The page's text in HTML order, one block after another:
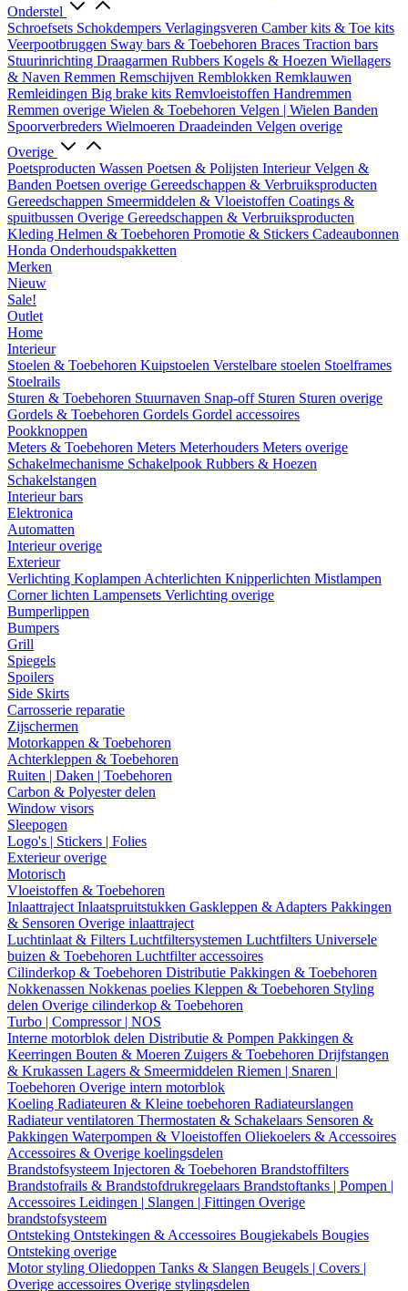
Onderstel
Schroefsets Schokdempers Verlagingsveren Camber kits & Toe kits
Veerpootbruggen Sway bars & Toebehoren Braces Traction bars
Stuurinrichting Draagarmen Rubbers Kogels & Hoezen Wiellagers
& Naven Remmen Remschijven Remblokken Remklauwen
Remleidingen Big brake kits Remvloeistoffen Handremmen
Remmen overige Wielen & Toebehoren Velgen | Wielen Banden
Spoorverbreders Wielmoeren Draadeinden Velgen overige
Overige
Poetsproducten Wassen Poetsen & Polijsten InterieurVelgen &
Banden Poetsen overige Gereedschappen & Verbruiksproducten
Gereedschappen Smeermiddelen & Vloeistoffen Coatings &
spuitbussen Overige Gereedschappen & Verbruiksproducten
Kleding Helmen & Toebehoren Promotie & Stickers Cadeaubonnen
Honda Onderhoudspakketten
Merken
Nieuw
Sale!
Outlet
Home
Interieur
Stoelen & Toebehoren Kuipstoelen Verstelbare stoelen Stoelframes
Stoelrails
Sturen & Toebehoren Stuurnaven Snap-off Sturen Sturen overige
Gordels & Toebehoren Gordels Gordel accessoires
Pookknoppen
Meters & Toebehoren Meters Meterhouders Meters overige
Schakelmechanisme Schakelpook Rubbers & Hoezen
Schakelstangen
Interieur bars
Elektronica
Automatten
Interieur overige
Exterieur
Verlichting Koplampen Achterlichten Knipperlichten Mistlampen
Corner lichten Lampensets Verlichting overige
Bumperlippen
Bumpers
Grill
Spiegels
Spoilers
Side Skirts
Carrosserie reparatie
Zijschermen
Motorkappen & Toebehoren
Achterkleppen & Toebehoren
Ruiten | Daken | Toebehoren
Carbon & Polyester delen
Window visors
Sleepogen
Logo's | Stickers | Folies
Exterieur overige
Motorisch
Vloeistoffen & Toebehoren
Inlaattraject Inlaatspruitstukken Gaskleppen & Adapters Pakkingen
& Sensoren Overige inlaattraject
Luchtinlaat & Filters Luchtfiltersystemen Luchtfilters Universele
buizen & Toebehoren Luchtfilter accessoires
Cilinderkop & Toebehoren Distributie Pakkingen & Toebehoren
Nokkenassen Nokkenas poelies Kleppen & Toebehoren Styling
delen Overige cilinderkop & Toebehoren
Turbo | Compressor | NOS
Interne motorblok delen Distributie & Pompen Pakkingen &
Keerringen Bouten & Moeren Zuigers & Toebehoren Drijfstangen
& Krukassen Lagers & Smeermiddelen Riemen | Snaren |
Toebehoren Overige intern motorblok
Koeling Radiateuren & Kleine toebehoren Radiateurslangen
Radiateur ventilatoren Thermostaten & Schakelaars Sensoren &
Pakkingen Waterpompen & Vloeistoffen Oliekoelers & Accessoires
Accessoires & Overige koelingsdelen
Brandstofsysteem Injectoren & Toebehoren Brandstoffilters
Brandstofrails & Brandstofdrukregelaars Brandstoftanks | Pompen |
Accessoires Leidingen | Slangen | Fittingen Overige
brandstofsysteem
Ontsteking Ontstekingen & Accessoires Bougiekabels Bougies
Ontsteking overige
Motor styling Oliedoppen Tanks & Slangen Beugels | Covers |
Overige accessoires Overige stylingsdelen